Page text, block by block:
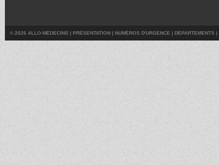
© 2026 ALLO-MÉDECINS | PRÉSENTATION | NUMÉROS D'URGENCE | DÉPARTEMENTS |